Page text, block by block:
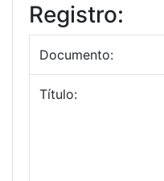
Registro:
Documento:
Título: